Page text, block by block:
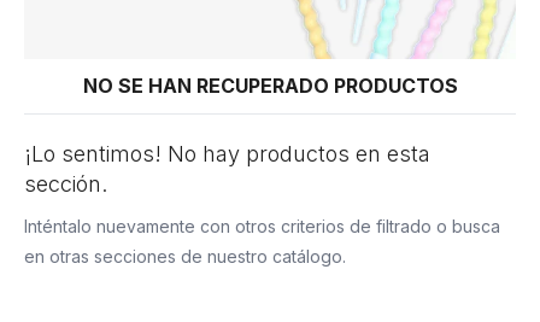
NO SE HAN RECUPERADO PRODUCTOS
¡Lo sentimos! No hay productos en esta
sección.
Inténtalo nuevamente con otros criterios de filtrado o busca
en otras secciones de nuestro catálogo.